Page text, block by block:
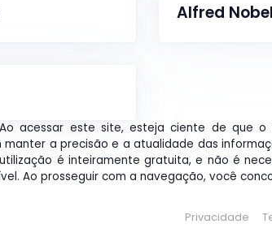
Alfred Nobel
acessar este site, esteja ciente de que o
manter a precisão e a atualidade das
é inteiramente gratuita, e não é
Ao prosseguir com a navegação, você
Privacidade